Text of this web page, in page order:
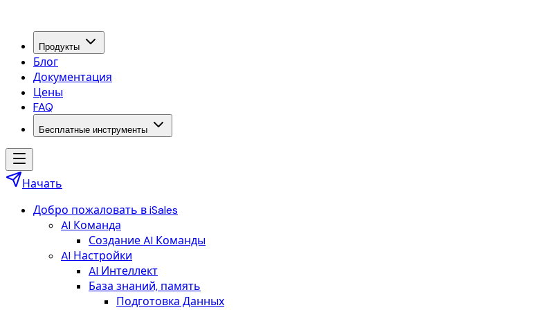
Продукты
Блог
Документация
Цены
FAQ
Бесплатные инструменты
Начать
Добро пожаловать в iSales
AI Команда
Создание AI Команды
AI Настройки
AI Интеллект
База знаний, память
Подготовка Данных